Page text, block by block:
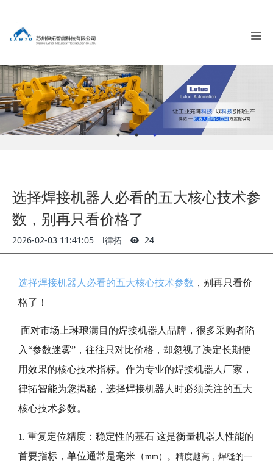
选择焊接机器人必看的五大核心技术参
数，别再只看价格了
2026-02-03 11:41:05 l律拓 24
选择焊接机器人必看的五大核心技术参数 ，别再只看价
格了！
面对市场上琳琅满目的焊接机器人品牌，很多采购者陷
入“参数迷雾”，往往只对比价格，却忽视了决定长期使
用效果的核心技术指标。作为专业的焊接机器人厂家，
律拓智能为您揭秘，选择焊接机器人时必须关注的五大
核心技术参数。
1. 重复定位精度：稳定性的基石 这是衡量机器人性能的
首要指标，单位通常是毫米（mm）。精度越高，焊缝的一